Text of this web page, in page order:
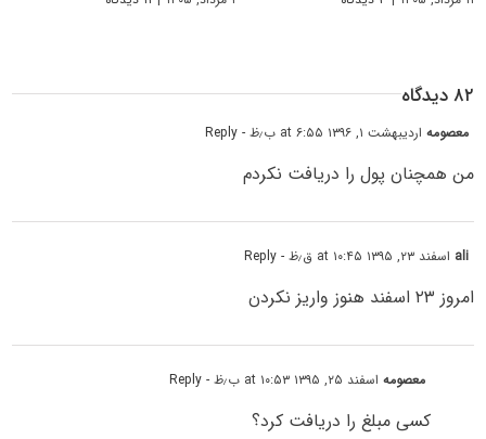
۸۲ دیدگاه
معصومهاردیبهشت ۱, ۱۳۹۶ at ۶:۵۵ ب٫ظ - Reply
من همچنان پول را دریافت نکردم
ali اسفند ۲۳, ۱۳۹۵ at ۱۰:۴۵ ق٫ظ - Reply
امروز ۲۳ اسفند هنوز واریز نکردن
معصومهاسفند ۲۵, ۱۳۹۵ at ۱۰:۵۳ ب٫ظ - Reply
کسی مبلغ را دریافت کرد؟